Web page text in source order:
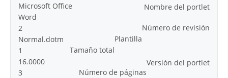
Nombre del portlet
Microsoft Office
Word
Número de revisión
2
Plantilla
Normal.dotm
Tamaño total
1
Versión del portlet
16.0000
Número de páginas
3